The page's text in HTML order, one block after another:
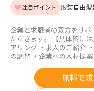
注目ポイント 服装自由髪
企業と求職者の双方をサ
ただきます。 【具体的に
アリング ・求人のご紹介
の調整 ・企業への人材提
無料で